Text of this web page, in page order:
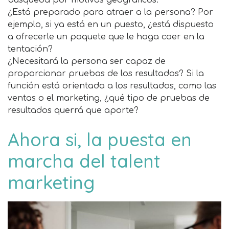
¿Está preparado para atraer a la persona? Por
ejemplo, si ya está en un puesto, ¿está dispuesto
a ofrecerle un paquete que le haga caer en la
tentación?
¿Necesitará la persona ser capaz de
proporcionar pruebas de los resultados? Si la
función está orientada a los resultados, como las
ventas o el marketing, ¿qué tipo de pruebas de
resultados querrá que aporte?
Ahora si, la puesta en
marcha del talent
marketing